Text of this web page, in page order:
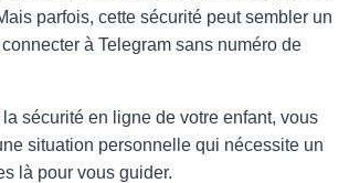
parfois, cette sécurité peut sembler un
à Telegram sans numéro de
sécurité en ligne de votre enfant, vous
situation personnelle qui nécessite un
là pour vous guider.